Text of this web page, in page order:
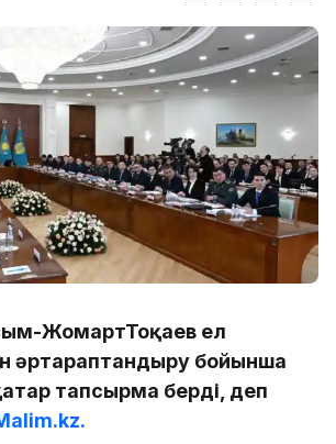
ЖомартТоқаев ел
әртараптандыру бойынша
тапсырма берді, деп